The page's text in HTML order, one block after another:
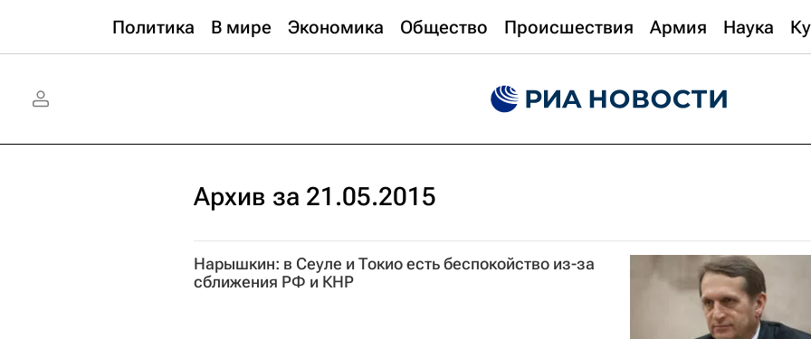
Политика В мире Экономика Общество Происшествия Армия Наука
Архив за 21.05.2015
Нарышкин: в Сеуле и Токио есть беспокойство из-за
сближения РФ и КНР